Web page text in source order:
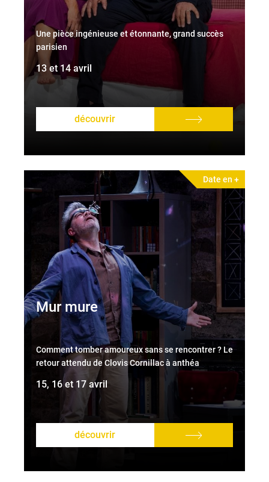
Une pièce ingénieuse et étonnante, grand succès
parisien
13 et 14 avril
découvrir
Date en +
Mur mure
Comment tomber amoureux sans se rencontrer ? Le
retour attendu de Clovis Cornillac à anthéa
15, 16 et 17 avril
découvrir